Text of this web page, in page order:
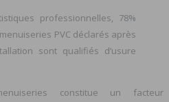
professionnelles, 78%
PVC déclarés après
sont qualifiés d’usure
constitue un facteur